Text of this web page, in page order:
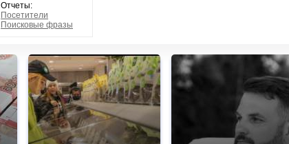
Отчеты:
Посетители
Поисковые фразы